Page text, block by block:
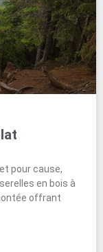
pour cause,
en bois à
offrant